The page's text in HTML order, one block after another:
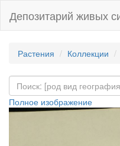
Депозитарий живых
Растения Коллекции
Полное изображение